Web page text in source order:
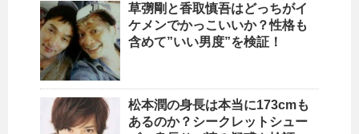
草彅剛と香取慎吾はどっちがイ
ケメンでかっこいいか？性格も
含めて”いい男度”を検証！
松本潤の身長は本当に173cmも
あるのか？シークレットシュー